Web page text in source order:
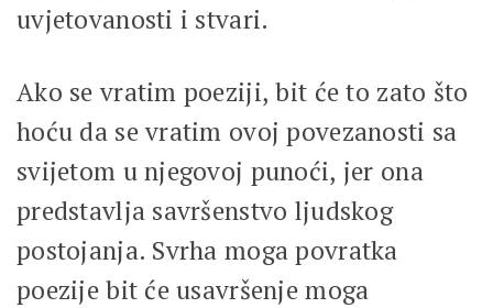
uvjetovanosti i stvari.
Ako se vratim poeziji, bit će to zato što
hoću da se vratim ovoj povezanosti sa
svijetom u njegovoj punoći, jer ona
predstavlja savršenstvo ljudskog
postojanja. Svrha moga povratka
poezije bit će usavršenje moga